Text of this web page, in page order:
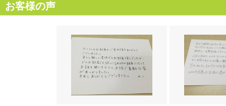
お客様の声